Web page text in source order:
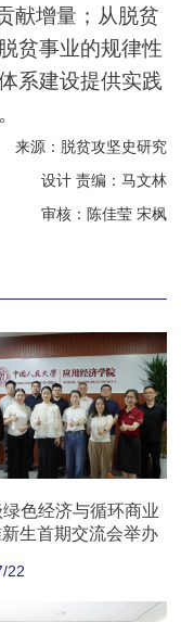
献增量；从脱贫
贫事业的规律性
系建设提供实践
来源：脱贫攻坚史研究
设计 责编：马文林
审核：陈佳莹 宋枫
色经济与循环商业
生首期交流会举办
22